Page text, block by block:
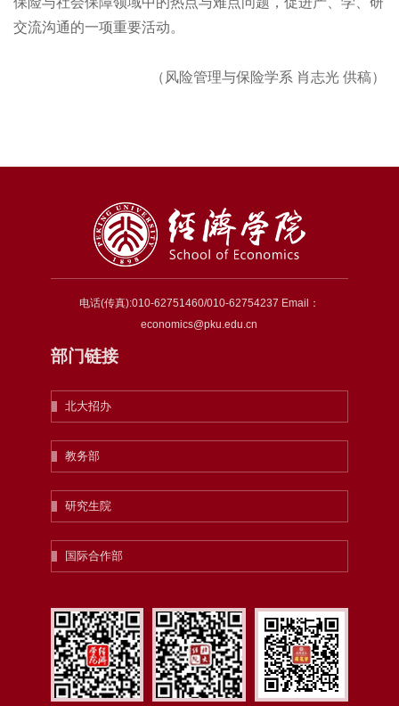
交流沟通的一项重要活动。
（风险管理与保险学系 肖志光 供稿）
电话(传真):010-62751460/010-62754237 Email：
economics@pku.edu.cn
部门链接
北大招办
教务部
研究生院
国际合作部